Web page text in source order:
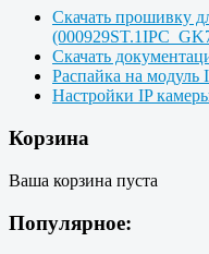
Скачать прошивку
Скачать
Распайка на модуль
Настройки IP
Корзина
Ваша корзина пуста
Популярное: